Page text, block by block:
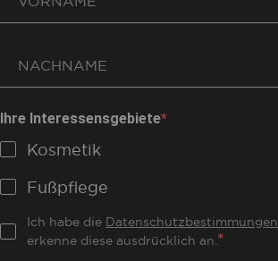
Ihre Interessensgebiete
Kosmetik
Fußpflege
Ich habe die Datenschutzbestimmungen
erkenne diese ausdrücklich an.